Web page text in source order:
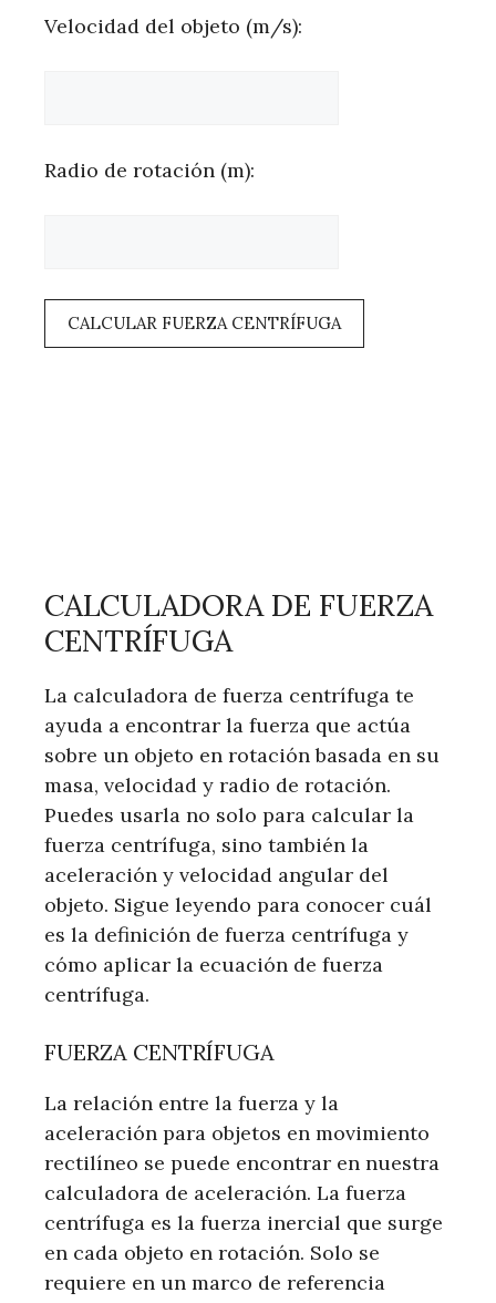
Velocidad del objeto (m/s):
Radio de rotación (m):
CALCULAR FUERZA CENTRÍFUGA
CALCULADORA DE FUERZA
CENTRÍFUGA
La calculadora de fuerza centrífuga te
ayuda a encontrar la fuerza que actúa
sobre un objeto en rotación basada en su
masa, velocidad y radio de rotación.
Puedes usarla no solo para calcular la
fuerza centrífuga, sino también la
aceleración y velocidad angular del
objeto. Sigue leyendo para conocer cuál
es la definición de fuerza centrífuga y
cómo aplicar la ecuación de fuerza
centrífuga.
FUERZA CENTRÍFUGA
La relación entre la fuerza y la
aceleración para objetos en movimiento
rectilíneo se puede encontrar en nuestra
calculadora de aceleración. La fuerza
centrífuga es la fuerza inercial que surge
en cada objeto en rotación. Solo se
requiere en un marco de referencia